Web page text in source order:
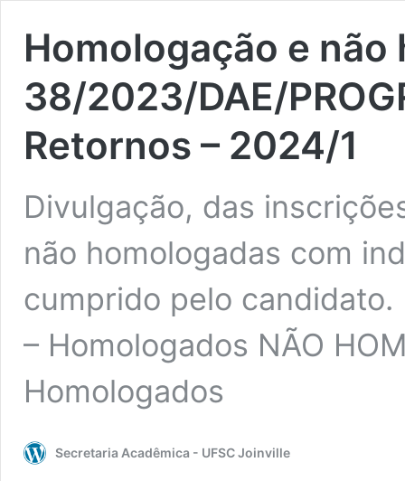
Homologação e não
38/2023/DAE/
Retornos – 2024/1
Divulgação, das
não homologadas com
cumprido pelo
– Homologados NÃO
Homologados
Secretaria Acadêmica - UFSC Joinville